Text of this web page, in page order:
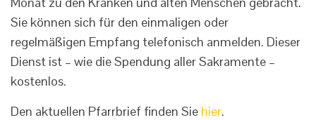
Sie können sich für den einmaligen oder
regelmäßigen Empfang telefonisch anmelden. Dieser
Dienst ist – wie die Spendung aller Sakramente –
kostenlos.
Den aktuellen Pfarrbrief finden Sie hier.